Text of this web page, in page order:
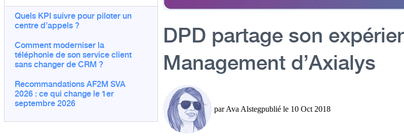
Quels KPI suivre pour piloter un
centre d’appels ?
Comment moderniser la
téléphonie de son service client
sans changer de CRM ?
Recommandations AF2M SVA
2026 : ce qui change le 1er
septembre 2026
DPD partage son
Management d’Axialys
parAva Alstegpublié le 10 Oct 2018